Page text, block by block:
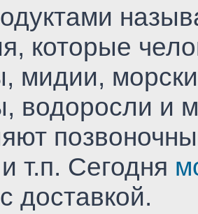
которые
мидии,
водоросли и
т.п. Сегодня
доставкой.